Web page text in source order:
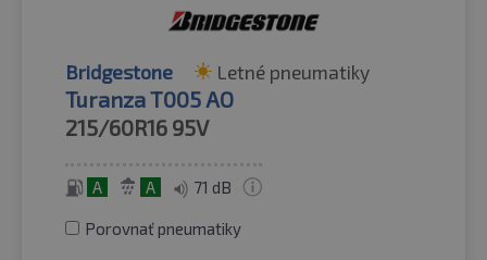
Bridgestone Letné pneumatiky
Turanza T005 AO
215/60R16 95V
A A 71 dB
Porovnať pneumatiky